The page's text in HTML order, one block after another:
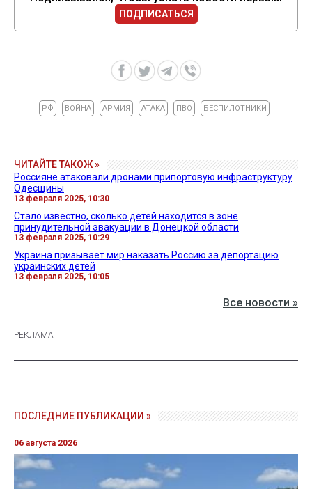
ПОДПИСАТЬСЯ
РФ ВОЙНА АРМИЯ АТАКА ПВО БЕСПИЛОТНИКИ
ЧИТАЙТЕ ТАКОЖ »
Россияне атаковали дронами припортовую инфраструктуру
Одесщины
13 февраля 2025, 10:30
Стало известно, сколько детей находится в зоне
принудительной эвакуации в Донецкой области
13 февраля 2025, 10:29
Украина призывает мир наказать Россию за депортацию
украинских детей
13 февраля 2025, 10:05
Все новости »
ПОСЛЕДНИЕ ПУБЛИКАЦИИ »
06 августа 2026